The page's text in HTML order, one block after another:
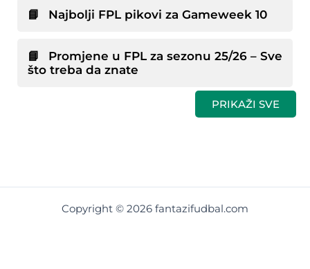
Najbolji FPL pikovi za Gameweek 10
Promjene u FPL za sezonu 25/26 – Sve
što treba da znate
PRIKAŽI SVE
Copyright © 2026 fantazifudbal.com